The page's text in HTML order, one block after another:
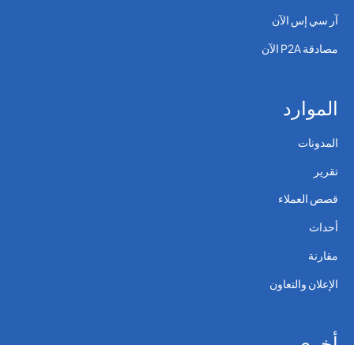
آر سي إس الآن
مصادقة P2A الآن
الموارد
المدونات
تقرير
قصص العملاء
أحداث
مقارنة
الإعلان والتعاون